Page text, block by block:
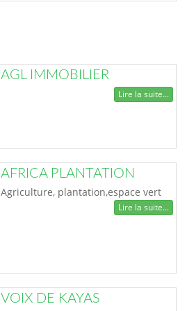
AGL IMMOBILIER
Lire la suite...
AFRICA PLANTATION
Agriculture, plantation,espace vert
Lire la suite...
VOIX DE KAYAS